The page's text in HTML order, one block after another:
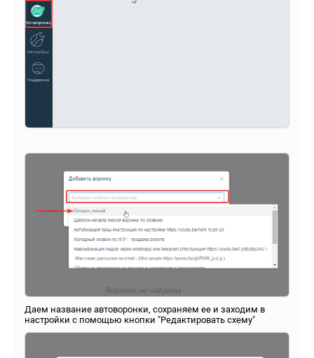
Даем название автоворонки, сохраняем ее и заходим в
настройки с помощью кнопки "Редактировать схему"